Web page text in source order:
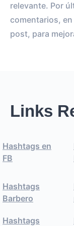
relevante. Por
comentarios,
post, para
Links
Hashtags en
FB
Hashtags
Barbero
Hashtags